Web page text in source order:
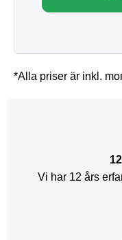
*Alla priser är inkl.
Vi har 12 års